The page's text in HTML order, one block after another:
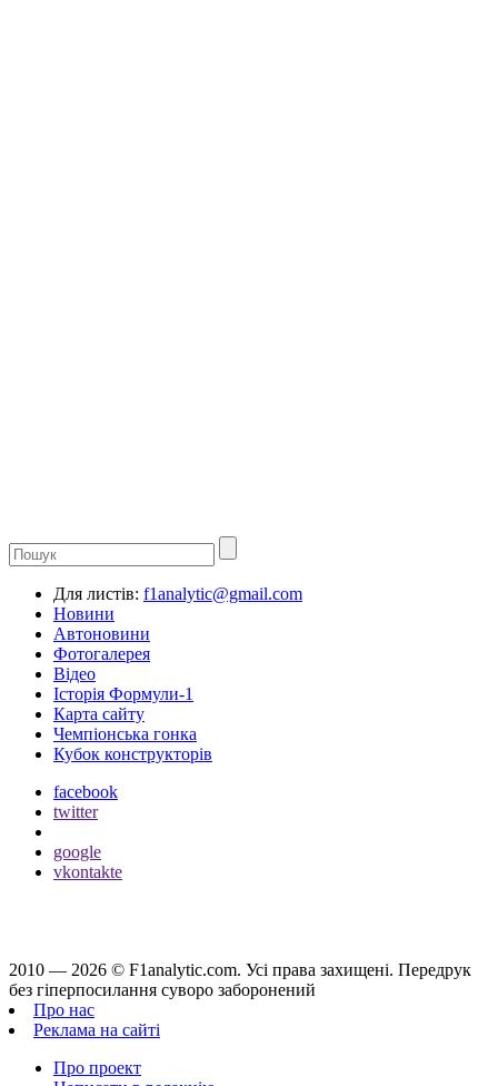
Для листів: f1analytic@gmail.com
Новини
Автоновини
Фотогалерея
Відео
Історія Формули-1
Карта сайту
Чемпіонська гонка
Кубок конструкторів
facebook
twitter
google
vkontakte
2010 — 2026 © F1analytic.com. Усi права захищенi. Передрук
без гіперпосилання суворо заборонений
Про нас
Реклама на сайті
Про проект